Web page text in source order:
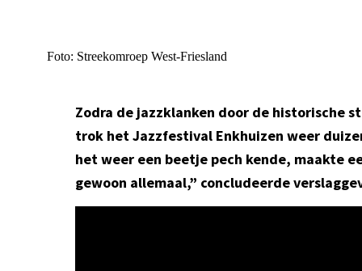
Foto: Streekomroep West-Friesland
Zodra de jazzklanken door de historische
trok het Jazzfestival Enkhuizen weer
het weer een beetje pech kende, maakte
gewoon allemaal,” concludeerde